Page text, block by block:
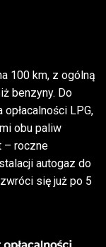
100 km, z ogólną
benzyny. Do
opłacalności LPG,
obu paliw
– roczne
autogaz do
się już po 5